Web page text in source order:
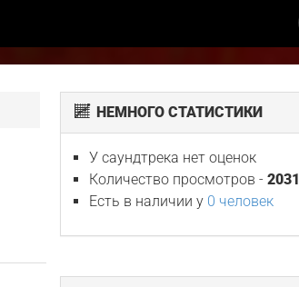
НЕМНОГО СТАТИСТИКИ
У саундтрека нет оценок
Количество просмотров -2031
Есть в наличии у 0 человек